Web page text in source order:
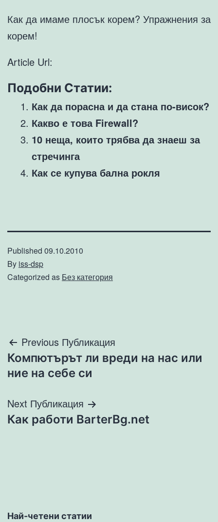
Как да имаме плосък корем? Упражнения за
корем!
Article Url:
Подобни Статии:
Как да порасна и да стана по-висок?
Какво е това Firewall?
10 неща, които трябва да знаеш за
стречинга
Как се купува бална рокля
Published 09.10.2010
By iss-dsp
Categorized as Без категория
Навигация
Previous Публикация
Компютърът ли вреди на нас или
ние на себе си
Next Публикация
Как работи BarterBg.net
Най-четени статии